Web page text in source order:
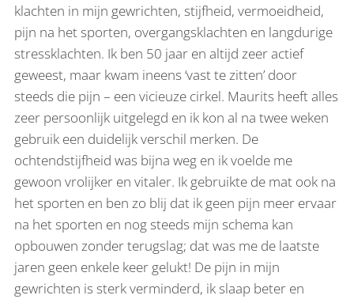
klachten in mijn gewrichten, stijfheid, vermoeidheid,
pijn na het sporten, overgangsklachten en langdurige
stressklachten. Ik ben 50 jaar en altijd zeer actief
geweest, maar kwam ineens ‘vast te zitten’ door
steeds die pijn – een vicieuze cirkel. Maurits heeft alles
zeer persoonlijk uitgelegd en ik kon al na twee weken
gebruik een duidelijk verschil merken. De
ochtendstijfheid was bijna weg en ik voelde me
gewoon vrolijker en vitaler. Ik gebruikte de mat ook na
het sporten en ben zo blij dat ik geen pijn meer ervaar
na het sporten en nog steeds mijn schema kan
opbouwen zonder terugslag; dat was me de laatste
jaren geen enkele keer gelukt! De pijn in mijn
gewrichten is sterk verminderd, ik slaap beter en